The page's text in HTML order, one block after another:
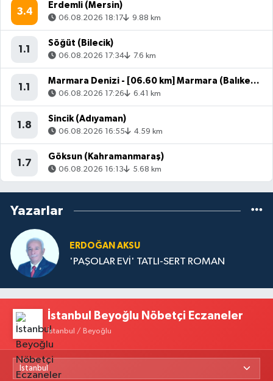
3.4
Erdemli (Mersin)
06.08.2026 18:17 9.88 km
1.1
Söğüt (Bilecik)
06.08.2026 17:34 7.6 km
1.1
Marmara Denizi - [06.60 km] Marmara (Balıkesir)
06.08.2026 17:26 6.41 km
1.8
Sincik (Adıyaman)
06.08.2026 16:55 4.59 km
1.7
Göksun (Kahramanmaraş)
06.08.2026 16:13 5.68 km
Yazarlar
ERDOĞAN AKSU
'PAŞOLAR EVİ' TATLI-SERT ROMAN
İstanbul Beyoğlu Nöbetçi Eczaneler
İstanbul / Beyoğlu